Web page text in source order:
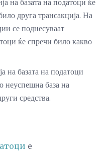
друга трансакција. На
се поднесуваат
ќе спречи било какво
на базата на податоци
неуспешна база на
средства.
е